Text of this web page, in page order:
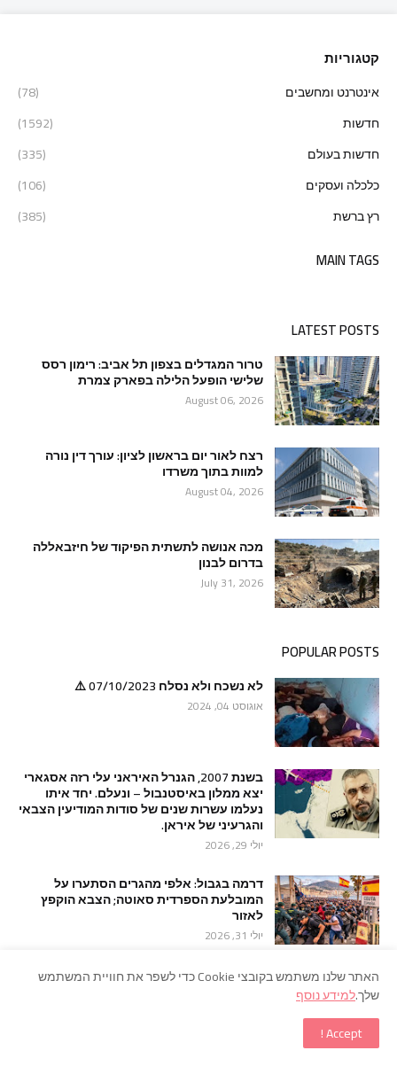
קטגוריות
אינטרנט ומחשבים
(78)
חדשות
(1592)
חדשות בעולם
(335)
כלכלה ועסקים
(106)
רץ ברשת
(385)
MAIN TAGS
LATEST POSTS
טרור המגדלים בצפון תל אביב: רימון רסס
שלישי הופעל הלילה בפארק צמרת
August 06, 2026
רצח לאור יום בראשון לציון: עורך דין נורה
למוות בתוך משרדו
August 04, 2026
מכה אנושה לתשתית הפיקוד של חיזבאללה
בדרום לבנון
July 31, 2026
POPULAR POSTS
לא נשכח ולא נסלח 07/10/2023 ⚠️
אוגוסט 04, 2024
בשנת 2007, הגנרל האיראני עלי רזה אסגארי
יצא ממלון באיסטנבול – ונעלם. יחד איתו
נעלמו עשרות שנים של סודות המודיעין הצבאי
והגרעיני של איראן.
יולי 29, 2026
דרמה בגבול: אלפי מהגרים הסתערו על
המובלעת הספרדית סאוטה; הצבא הוקפץ
לאזור
יולי 31, 2026
האתר שלנו משתמש בקובצי Cookie כדי לשפר את חוויית המשתמש
שלך.למידע נוסף
Accept !